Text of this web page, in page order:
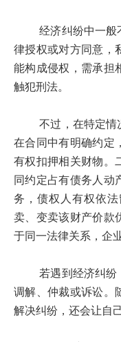
经济纠纷中一般不
律授权或对方同意，
能构成侵权，需承担
触犯刑法。
不过，在特定情况
在合同中有明确约定
有权扣押相关财物。
同约定占有债务人动
务，债权人有权依
卖、变卖该财产价款
于同一法律关系，企
若遇到经济纠纷，
调解、仲裁或诉讼。
解决纠纷，还会让自